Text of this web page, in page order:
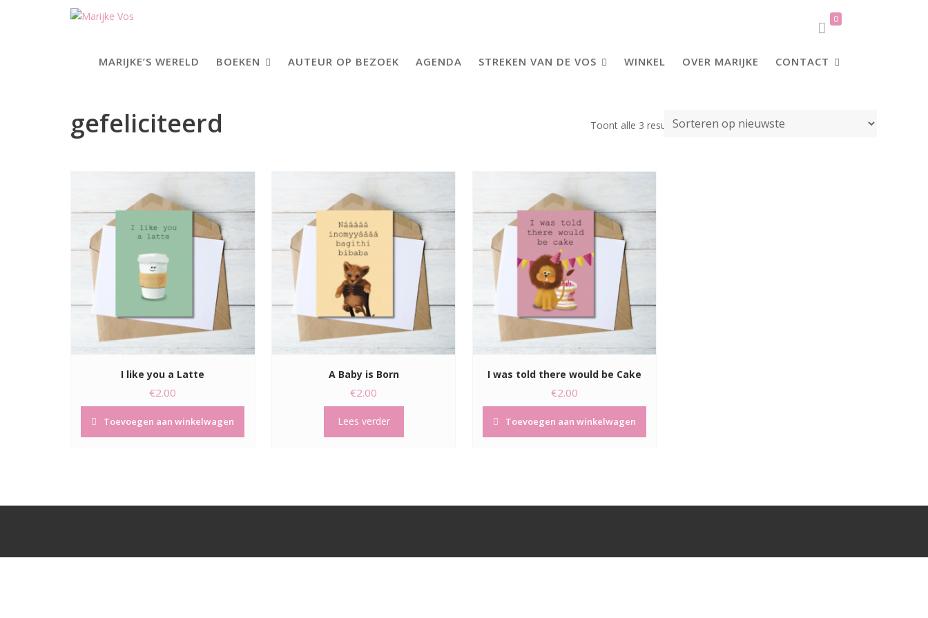
0
MARIJKE’S WERELD BOEKEN AUTEUR OP BEZOEK AGENDA STREKEN VAN DE VOS WINKEL OVER MARIJKE CONTACT
gefeliciteerd Toont alle 3 resultatenGesorteerd
I like you a Latte
€2.00
Toevoegen aan winkelwagen
A Baby is Born
€2.00
Lees verder
I was told there would be Cake
€2.00
Toevoegen aan winkelwagen